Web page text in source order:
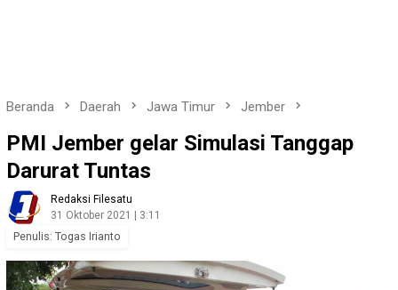
Beranda Daerah Jawa Timur Jember
PMI Jember gelar Simulasi Tanggap
Darurat Tuntas
Redaksi Filesatu
31 Oktober 2021 | 3:11
Penulis: Togas Irianto